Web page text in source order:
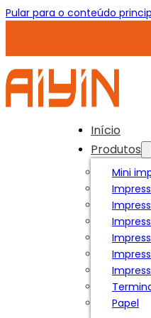
Pular para o conteúdo
Início
Produtos
Mini
Papel